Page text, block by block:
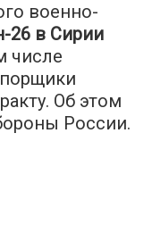
военно-
26 в Сирии
числе
Об этом
России.